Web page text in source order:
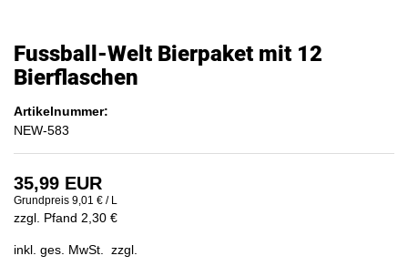
Fussball-Welt Bierpaket mit 12
Bierflaschen
Artikelnummer:
NEW-583
35,99 EUR
Grundpreis 9,01 € / L
zzgl. Pfand 2,30 €
inkl. ges. MwSt. zzgl.